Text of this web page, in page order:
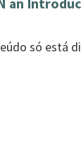
an
só está